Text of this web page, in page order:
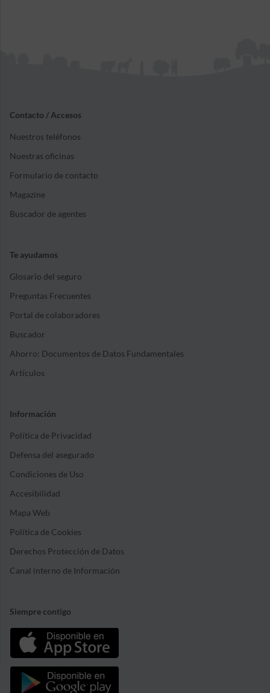
Contacto / Accesos
Nuestros teléfonos
Nuestras oficinas
Formulario de contacto
Magazine
Buscador de agentes
Te ayudamos
Glosario del seguro
Preguntas Frecuentes
Portal de colaboradores
Buscador
Ahorro: Documentos de Datos Fundamentales
Artículos
Información
Política de Privacidad
Defensa del asegurado
Condiciones de Uso
Accesibilidad
Mapa Web
Política de Cookies
Derechos Protección de Datos
Canal interno de Información
Siempre contigo